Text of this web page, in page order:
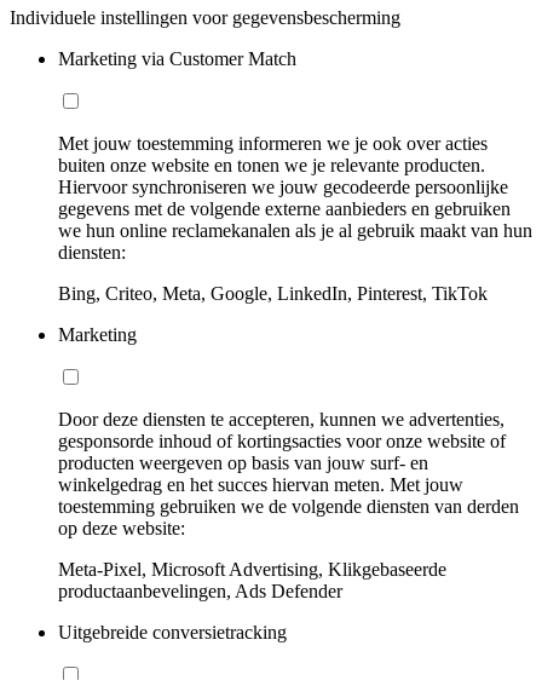
Individuele instellingen voor gegevensbescherming
Marketing via Customer Match
Met jouw toestemming informeren we je ook over acties
buiten onze website en tonen we je relevante producten.
Hiervoor synchroniseren we jouw gecodeerde persoonlijke
gegevens met de volgende externe aanbieders en gebruiken
we hun online reclamekanalen als je al gebruik maakt van hun
diensten:
Bing, Criteo, Meta, Google, LinkedIn, Pinterest, TikTok
Marketing
Door deze diensten te accepteren, kunnen we advertenties,
gesponsorde inhoud of kortingsacties voor onze website of
producten weergeven op basis van jouw surf- en
winkelgedrag en het succes hiervan meten. Met jouw
toestemming gebruiken we de volgende diensten van derden
op deze website:
Meta-Pixel, Microsoft Advertising, Klikgebaseerde
productaanbevelingen, Ads Defender
Uitgebreide conversietracking